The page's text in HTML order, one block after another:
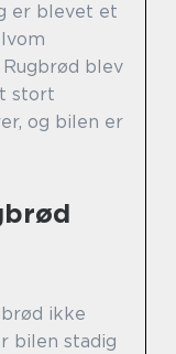
er blevet et
blev
stort
og bilen er
ikke
bilen stadig